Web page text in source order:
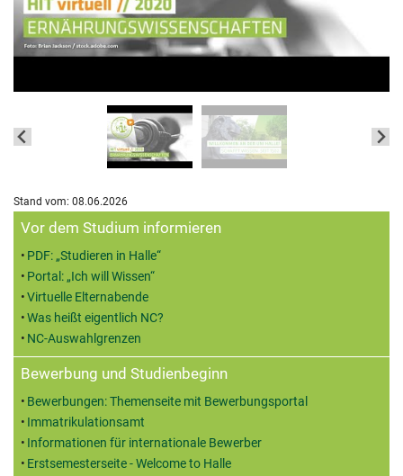
Stand vom: 08.06.2026
Zusatzinformationen
Vor dem Studium informieren
PDF: „Studieren in Halle“
Portal: „Ich will Wissen“
Virtuelle Elternabende
Was heißt eigentlich NC?
NC-Auswahlgrenzen
Bewerbung und Studienbeginn
Bewerbungen: Themenseite mit Bewerbungsportal
Immatrikulationsamt
Informationen für internationale Bewerber
Erstsemesterseite - Welcome to Halle